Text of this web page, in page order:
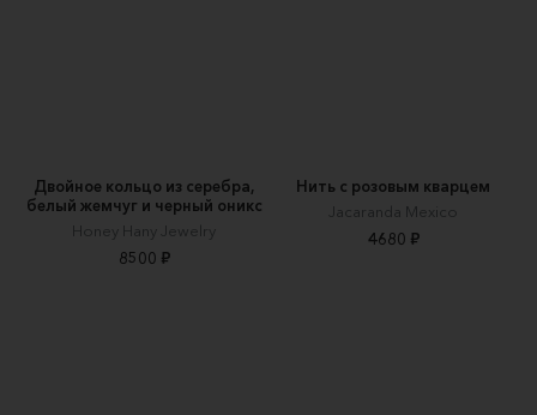
Двойное кольцо из серебра,
белый жемчуг и черный оникс
Honey Hany Jewelry
8500 ₽
Нить с розовым кварцем
Jacaranda Mexico
4680 ₽